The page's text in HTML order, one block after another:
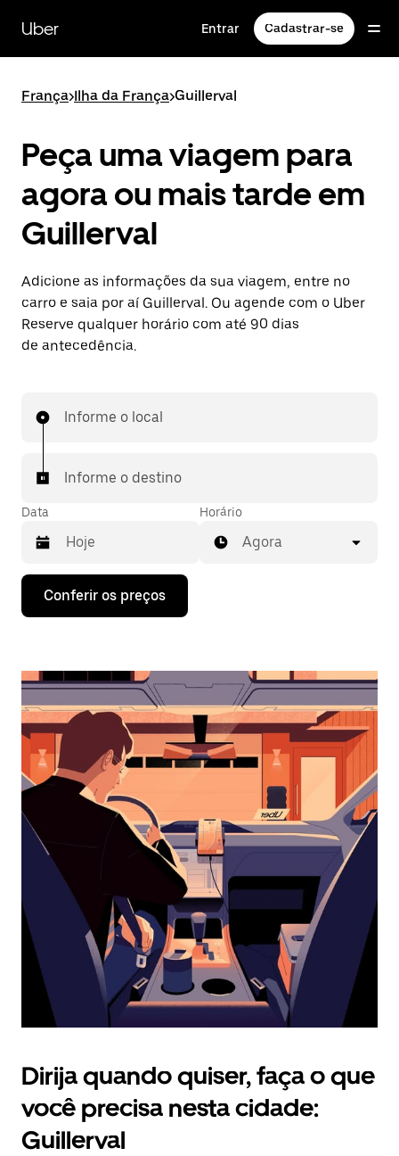
para
conteúdo
Uber Entrar Cadastrar-se
França>Ilha da França>Guillerval
Peça uma viagem para
agora ou mais tarde em
Guillerval
Adicione as informações da sua viagem, entre no
carro e saia por aí Guillerval. Ou agende com o Uber
Reserve qualquer horário com até 90 dias
de antecedência.
Informe o local
Informe o destino
Data
Pressione
seta
interagir
o
calendário
selecionar
uma
data.
Pressione
a
tecla
“ESC”
o
calendário.
Horário
Agora
Conferir os preços
Dirija quando quiser, faça o que
você precisa nesta cidade:
Guillerval